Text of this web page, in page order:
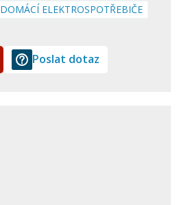
DOMÁCÍ ELEKTROSPOTŘEBIČE
Poslat dotaz